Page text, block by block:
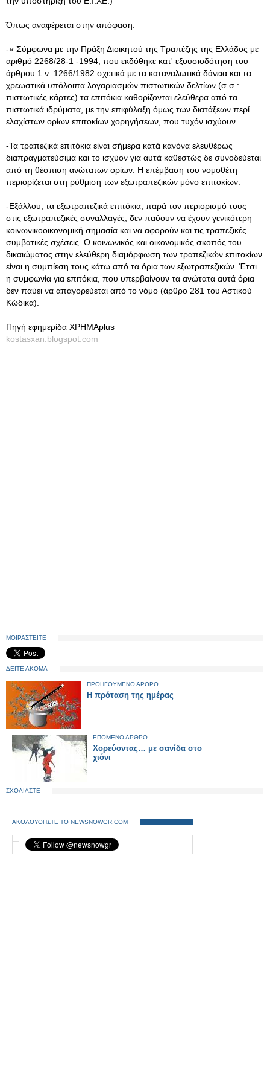
Όπως αναφέρεται στην απόφαση:
-« Σύμφωνα με την Πράξη Διοικητού της Τραπέζης της Ελλάδος με
αριθμό 2268/28-1 -1994, που εκδόθηκε κατ' εξουσιοδότηση του
άρθρου 1 ν. 1266/1982 σχετικά με τα καταναλωτικά δάνεια και τα
χρεωστικά υπόλοιπα λογαριασμών πιστωτικών δελτίων (σ.σ.:
πιστωτικές κάρτες) τα επιτόκια καθορίζονται ελεύθερα από τα
πιστωτικά ιδρύματα, με την επιφύλαξη όμως των διατάξεων περί
ελαχίστων ορίων επιτοκίων χορηγήσεων, που τυχόν ισχύουν.
-Τα τραπεζικά επιτόκια είναι σήμερα κατά κανόνα ελευθέρως
διαπραγματεύσιμα και το ισχύον για αυτά καθεστώς δε συνοδεύεται
από τη θέσπιση ανώτατων ορίων. Η επέμβαση του νομοθέτη
περιορίζεται στη ρύθμιση των εξωτραπεζικών μόνο επιτοκίων.
-Εξάλλου, τα εξωτραπεζικά επιτόκια, παρά τον περιορισμό τους
στις εξωτραπεζικές συναλλαγές, δεν παύουν να έχουν γενικότερη
κοινωνικοοικονομική σημασία και να αφορούν και τις τραπεζικές
συμβατικές σχέσεις. Ο κοινωνικός και οικονομικός σκοπός του
δικαιώματος στην ελεύθερη διαμόρφωση των τραπεζικών επιτοκίων
είναι η συμπίεση τους κάτω από τα όρια των εξωτραπεζικών. Έτσι
η συμφωνία για επιτόκια, που υπερβαίνουν τα ανώτατα αυτά όρια
δεν παύει να απαγορεύεται από το νόμο (άρθρο 281 του Αστικού
Κώδικα).
Πηγή εφημερίδα ΧΡΗΜΑplus
kostasxan.blogspot.com
ΜΟΙΡΑΣΤΕΙΤΕ
ΔΕΙΤΕ ΑΚΟΜΑ
ΠΡΟΗΓΟΥΜΕΝΟ ΑΡΘΡΟ
Η πρόταση της ημέρας
ΕΠΟΜΕΝΟ ΑΡΘΡΟ
Χορεύοντας… με σανίδα στο
χιόνι
ΣΧΟΛΙΑΣΤΕ
ΑΚΟΛΟΥΘΗΣΤΕ ΤΟ NEWSNOWGR.COM